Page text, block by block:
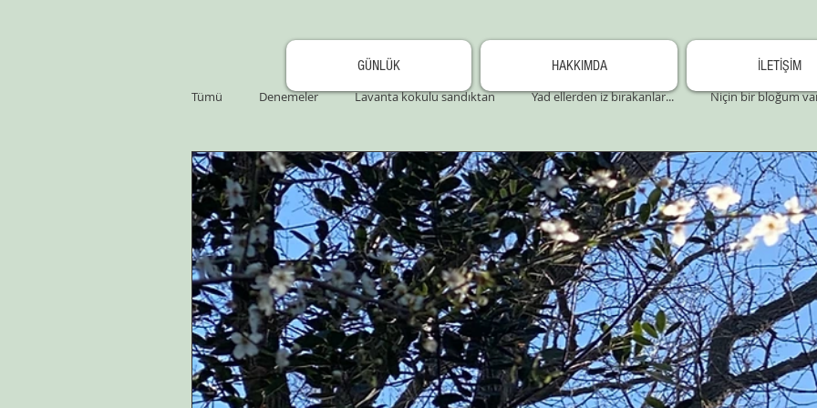
GÜNLÜK HAKKIMDA
İLETİŞİM
Tümü
Denemeler Lavanta kokulu sandıktan Yad ellerden iz bırakanlar... Niçin bir bloğum